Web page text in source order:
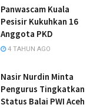
Panwascam Kuala
Pesisir Kukuhkan 16
Anggota PKD
4 TAHUN AGO
Nasir Nurdin Minta
Pengurus Tingkatkan
Status Balai PWI Aceh